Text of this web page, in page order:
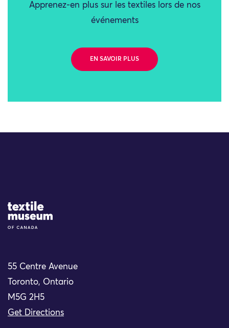
Apprenez-en plus sur les textiles lors de nos
événements
EN SAVOIR PLUS
Site Logo
55 Centre Avenue
Toronto, Ontario
M5G 2H5
Get Directions